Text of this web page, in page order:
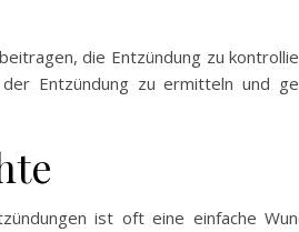
die Entzündung zu
Entzündung zu ermitteln und
ist oft eine einfache